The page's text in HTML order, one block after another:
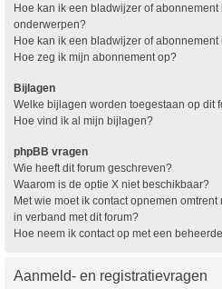
Hoe kan ik een bladwijzer of
onderwerpen?
Hoe kan ik een bladwijzer of
Hoe zeg ik mijn abonnement op?
Bijlagen
Welke bijlagen worden toegestaan op dit
Hoe vind ik al mijn bijlagen?
phpBB vragen
Wie heeft dit forum geschreven?
Waarom is de optie X niet beschikbaar?
Met wie moet ik contact opnemen
in verband met dit forum?
Hoe neem ik contact op met een
Aanmeld- en registratievragen